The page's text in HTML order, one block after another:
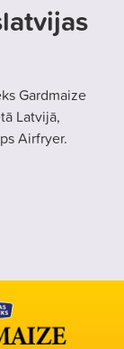
Gardmaize
Latvijā,
Airfryer.